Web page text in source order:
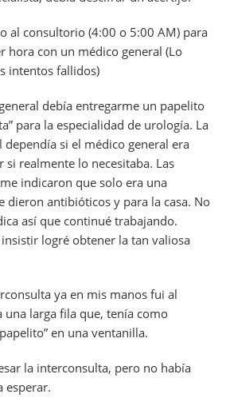
al consultorio (4:00 o 5:00 AM) para
hora con un médico general (Lo
intentos fallidos)
debía entregarme un papelito
para la especialidad de urología. La
dependía si el médico general era
si realmente lo necesitaba. Las
indicaron que solo era una
dieron antibióticos y para la casa. No
así que continué trabajando.
logré obtener la tan valiosa
ya en mis manos fui al
una larga fila que, tenía como
en una ventanilla.
la interconsulta, pero no había
esperar.